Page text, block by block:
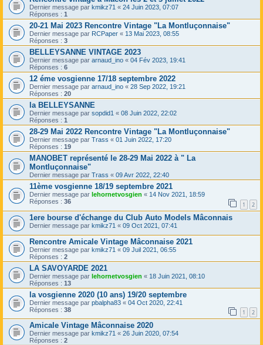
Dernier message par kmikz71 « 24 Juin 2023, 07:07
Réponses : 1
20-21 Mai 2023 Rencontre Vintage "La Montluçonnaise"
Dernier message par RCPaper « 13 Mai 2023, 08:55
Réponses : 3
BELLEYSANNE VINTAGE 2023
Dernier message par arnaud_ino « 04 Fév 2023, 19:41
Réponses : 6
12 éme vosgienne 17/18 septembre 2022
Dernier message par arnaud_ino « 28 Sep 2022, 19:21
Réponses : 20
la BELLEYSANNE
Dernier message par sopdid1 « 08 Juin 2022, 22:02
Réponses : 1
28-29 Mai 2022 Rencontre Vintage "La Montluçonnaise"
Dernier message par Trass « 01 Juin 2022, 17:20
Réponses : 19
MANOBET représenté le 28-29 Mai 2022 à " La
Montluçonnaise"
Dernier message par Trass « 09 Avr 2022, 22:40
11ème vosgienne 18/19 septembre 2021
Dernier message par lehornetvosgien « 14 Nov 2021, 18:59
Réponses : 36 1 2
1ere bourse d'échange du Club Auto Models Mâconnais
Dernier message par kmikz71 « 09 Oct 2021, 07:41
Rencontre Amicale Vintage Mâconnaise 2021
Dernier message par kmikz71 « 09 Juil 2021, 06:55
Réponses : 2
LA SAVOYARDE 2021
Dernier message par lehornetvosgien « 18 Juin 2021, 08:10
Réponses : 13
la vosgienne 2020 (10 ans) 19/20 septembre
Dernier message par pbalpha83 « 04 Oct 2020, 22:41
Réponses : 38 1 2
Amicale Vintage Mâconnaise 2020
Dernier message par kmikz71 « 26 Juin 2020, 07:54
Réponses : 2